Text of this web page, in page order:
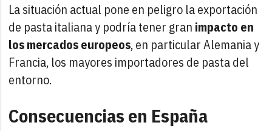
La situación actual pone en peligro la exportación
de pasta italiana y podría tener gran impacto en
los mercados europeos, en particular Alemania y
Francia, los mayores importadores de pasta del
entorno.
Consecuencias en España